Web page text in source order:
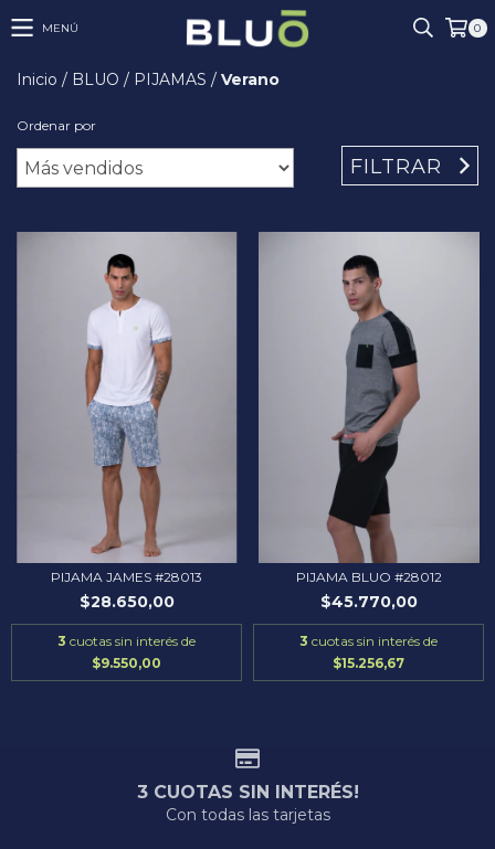
MENÚ 0
Inicio / BLUO / PIJAMAS / Verano
Ordenar por
FILTRAR
PIJAMA JAMES #28013
$28.650,00
3 cuotas sin interés de
$9.550,00
PIJAMA BLUO #28012
$45.770,00
3 cuotas sin interés de
$15.256,67
3 CUOTAS SIN INTERÉS!
Con todas las tarjetas